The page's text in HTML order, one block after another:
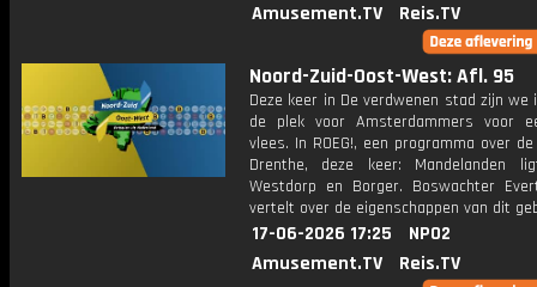
Amusement.TV
Reis.TV
Noord-Zuid-Oost-West: Afl. 95
Deze keer in De verdwenen stad zijn we
de plek voor Amsterdammers voor
vlees. In ROEG!, een programma over
Drenthe, deze keer: Mandelanden
Westdorp en Borger. Boswachter
vertelt over de eigenschappen van dit
17-06-2026 17:25
NPO2
Amusement.TV
Reis.TV